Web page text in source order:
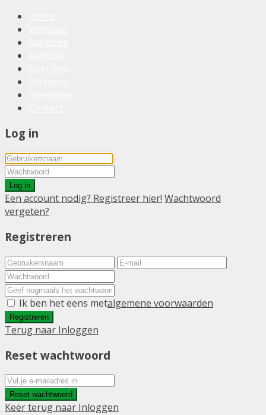
Log in
Log in
Een account nodig? Registreer hier! Wachtwoord
vergeten?
Registreren
Ik ben het eens metalgemene voorwaarden
Registreren
Terug naar Inloggen
Reset wachtwoord
Reset wachtwoord
Keer terug naar Inloggen